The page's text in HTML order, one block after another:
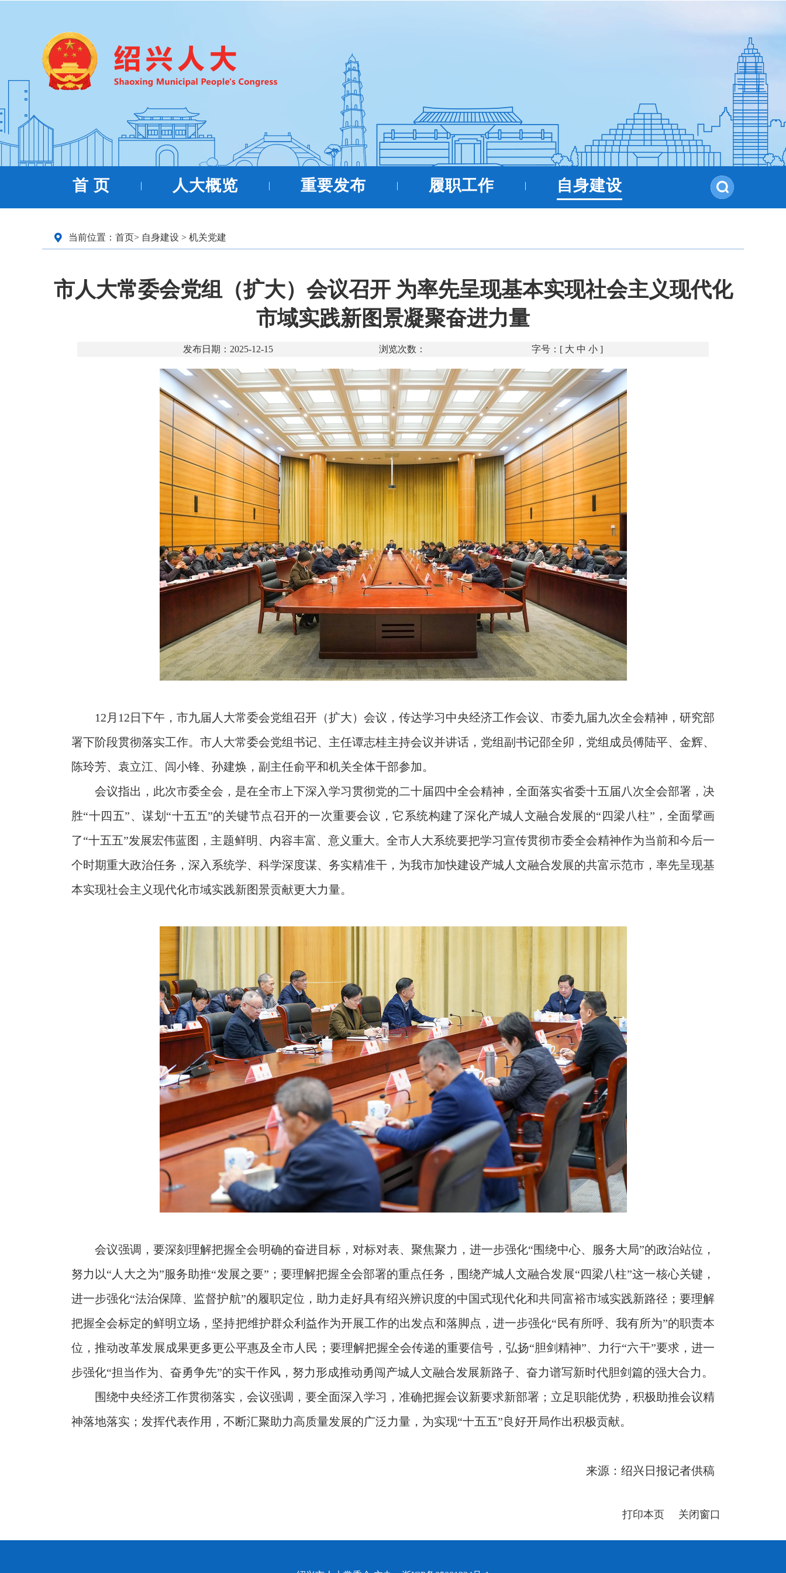
首 页 | 人大概览 | 重要发布 | 履职工作 | 自身建设
当前位置： 首页> 自身建设 > 机关党建
市人大常委会党组（扩大）会议召开 为率先呈现基本实现社会主义现代化
市域实践新图景凝聚奋进力量
发布日期：2025-12-15 浏览次数： 字号：[ 大 中 小 ]
12月12日下午，市九届人大常委会党组召开（扩大）会议，传达学习中央经济工作会议、市委九届九次全会精神，研究部
署下阶段贯彻落实工作。市人大常委会党组书记、主任谭志桂主持会议并讲话，党组副书记邵全卯，党组成员傅陆平、金辉、
陈玲芳、袁立江、闾小锋、孙建焕，副主任俞平和机关全体干部参加。
会议指出，此次市委全会，是在全市上下深入学习贯彻党的二十届四中全会精神，全面落实省委十五届八次全会部署，决
胜“十四五”、谋划“十五五”的关键节点召开的一次重要会议，它系统构建了深化产城人文融合发展的“四梁八柱”，全面擘画
了“十五五”发展宏伟蓝图，主题鲜明、内容丰富、意义重大。全市人大系统要把学习宣传贯彻市委全会精神作为当前和今后一
个时期重大政治任务，深入系统学、科学深度谋、务实精准干，为我市加快建设产城人文融合发展的共富示范市，率先呈现基
本实现社会主义现代化市域实践新图景贡献更大力量。
会议强调，要深刻理解把握全会明确的奋进目标，对标对表、聚焦聚力，进一步强化“围绕中心、服务大局”的政治站位，
努力以“人大之为”服务助推“发展之要”；要理解把握全会部署的重点任务，围绕产城人文融合发展“四梁八柱”这一核心关键，
进一步强化“法治保障、监督护航”的履职定位，助力走好具有绍兴辨识度的中国式现代化和共同富裕市域实践新路径；要理解
把握全会标定的鲜明立场，坚持把维护群众利益作为开展工作的出发点和落脚点，进一步强化“民有所呼、我有所为”的职责本
位，推动改革发展成果更多更公平惠及全市人民；要理解把握全会传递的重要信号，弘扬“胆剑精神”、力行“六干”要求，进一
步强化“担当作为、奋勇争先”的实干作风，努力形成推动勇闯产城人文融合发展新路子、奋力谱写新时代胆剑篇的强大合力。
围绕中央经济工作贯彻落实，会议强调，要全面深入学习，准确把握会议新要求新部署；立足职能优势，积极助推会议精
神落地落实；发挥代表作用，不断汇聚助力高质量发展的广泛力量，为实现“十五五”良好开局作出积极贡献。
来源：绍兴日报记者供稿
打印本页 关闭窗口